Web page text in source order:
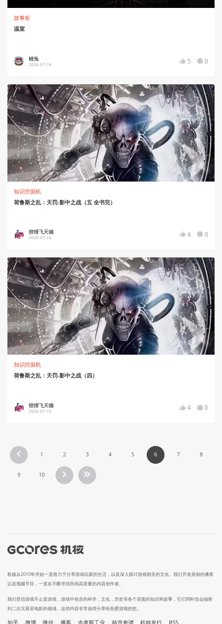
故事烩
温室
鲤兔
2026-07-16 5 0
知识挖掘机
荷鲁斯之乱：天罚-影中之战（五 全书完）
狡猾飞天德
2026-07-16 4 0
知识挖掘机
荷鲁斯之乱：天罚-影中之战（四）
狡猾飞天德
2026-07-16 4 0
1 2 3 4 5 6 7 8
9 10
机核从2010年开始一直致力于分享游戏玩家的生活，以及深入探讨游戏相关的文化。我们开发原创的播客
以及视频节目，一直在不断寻找民间高质量的内容创作者。
我们坚信游戏不止是游戏，游戏中包含的科学，文化，历史等各个层面的知识和故事，它们同时也会辐射
到二次元甚至电影的领域，这些内容非常值得分享给热爱游戏的您。
知乎 微博 微信 播客 吉考斯工业 核市奇谭 机核发行 RSS